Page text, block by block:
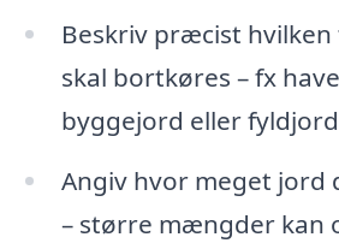
Beskriv præcist
skal bortkøres – fx
byggejord eller
Angiv hvor meget jord
– større mængder kan